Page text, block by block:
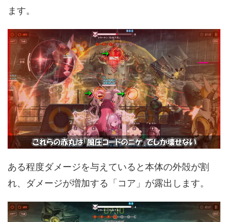
ます。
ある程度ダメージを与えていると本体の外殻が割
れ、ダメージが増加する「コア」が露出します。